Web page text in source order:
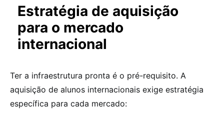
Estratégia de aquisição
para o mercado
internacional
Ter a infraestrutura pronta é o pré-requisito. A
aquisição de alunos internacionais exige estratégia
específica para cada mercado: